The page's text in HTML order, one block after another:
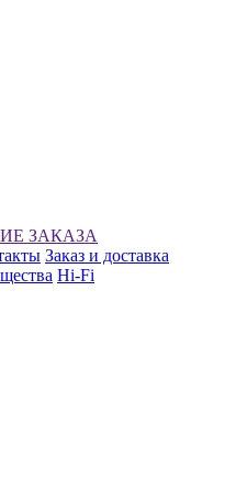
ЗАКАЗА
Заказ и доставка
Hi-Fi